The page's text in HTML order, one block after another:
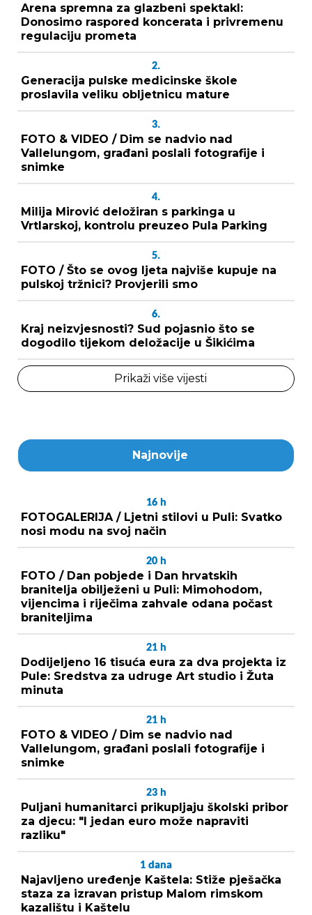
Arena spremna za glazbeni spektakl:
Donosimo raspored koncerata i privremenu
regulaciju prometa
2.
Generacija pulske medicinske škole
proslavila veliku obljetnicu mature
3.
FOTO & VIDEO / Dim se nadvio nad
Vallelungom, građani poslali fotografije i
snimke
4.
Milija Mirović deložiran s parkinga u
Vrtlarskoj, kontrolu preuzeo Pula Parking
5.
FOTO / Što se ovog ljeta najviše kupuje na
pulskoj tržnici? Provjerili smo
6.
Kraj neizvjesnosti? Sud pojasnio što se
dogodilo tijekom deložacije u Šikićima
Prikaži više vijesti
Najnovije
16 h
FOTOGALERIJA / Ljetni stilovi u Puli: Svatko
nosi modu na svoj način
20 h
FOTO / Dan pobjede i Dan hrvatskih
branitelja obilježeni u Puli: Mimohodom,
vijencima i riječima zahvale odana počast
braniteljima
21 h
Dodijeljeno 16 tisuća eura za dva projekta iz
Pule: Sredstva za udruge Art studio i Žuta
minuta
21 h
FOTO & VIDEO / Dim se nadvio nad
Vallelungom, građani poslali fotografije i
snimke
23 h
Puljani humanitarci prikupljaju školski pribor
za djecu: "I jedan euro može napraviti
razliku"
1 dana
Najavljeno uređenje Kaštela: Stiže pješačka
staza za izravan pristup Malom rimskom
kazalištu i Kaštelu